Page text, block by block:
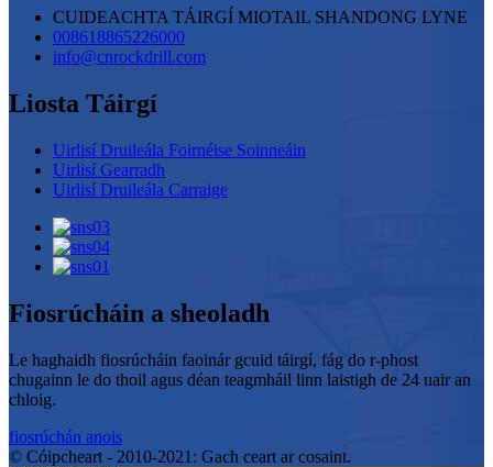
CUIDEACHTA TÁIRGÍ MIOTAIL SHANDONG LYNE
008618865226000
info@cnrockdrill.com
Liosta Táirgí
Uirlisí Druileála Foirnéise Soinneáin
Uirlisí Gearradh
Uirlisí Druileála Carraige
Fiosrúcháin a sheoladh
Le haghaidh fiosrúcháin faoinár gcuid táirgí, fág do r-phost
chugainn le do thoil agus déan teagmháil linn laistigh de 24 uair an
chloig.
fiosrúchán anois
© Cóipcheart - 2010-2021: Gach ceart ar cosaint.